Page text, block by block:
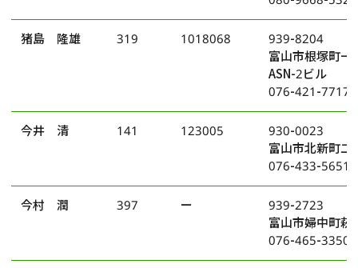
猪島 隆雄 319 1018068
939-8204
富山市根塚町
ASN-2ビル
076-421-7717
今井 清 141 123005
930-0023
富山市北新町二
076-433-5651
今村 潤 397 ー
939-2723
富山市婦中町萩
076-465-3350